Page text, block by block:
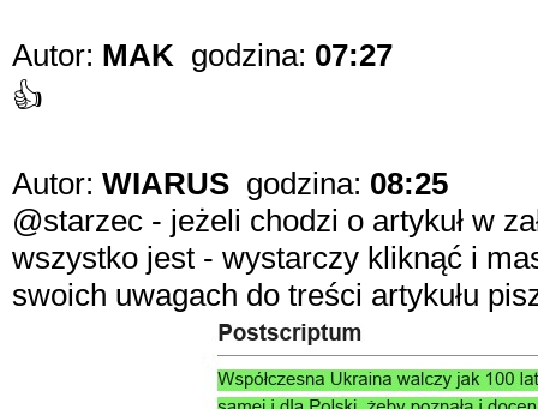
Autor: MAK godzina: 07:27
👍
Autor: WIARUS godzina: 08:25
@starzec - jeżeli chodzi o artykuł w
wszystko jest - wystarczy kliknąć i
swoich uwagach do treści artykułu